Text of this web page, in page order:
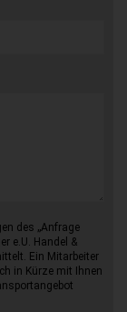
des „Anfrage
e.U. Handel &
Ein Mitarbeiter
in Kürze mit Ihnen